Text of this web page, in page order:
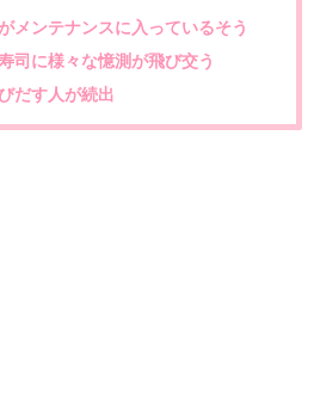
メンテナンスに入っているそう
司に様々な憶測が飛び交う
だす人が続出